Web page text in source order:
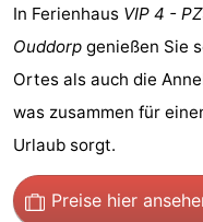
van
Haamstede
Valleien
Soeten
-
Blick
Zeeland
-
Kust
Zonnedorp
-
In Ferienhaus VIP 4 -
Ouddorp genießen Sie
Ortes als auch die
was zusammen für
Urlaub sorgt.
Preise hier